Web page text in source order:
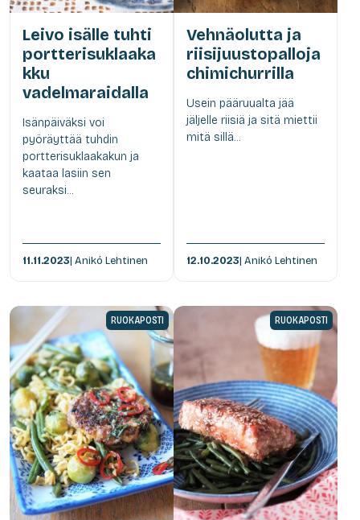
Leivo isälle tuhti
portterisuklaaka
kku
vadelmaraidalla
Isänpäiväksi voi
pyöräyttää tuhdin
portterisuklaakakun ja
kaataa lasiin sen
seuraksi...
11.11.2023| Anikó Lehtinen
Vehnäolutta ja
riisijuustopalloja
chimichurrilla
Usein pääruualta jää
jäljelle riisiä ja sitä miettii
mitä sillä...
12.10.2023| Anikó Lehtinen
RUOKAPOSTI RUOKAPOSTI